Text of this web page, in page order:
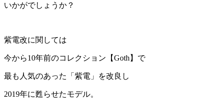
いかがでしょうか？
紫電改に関しては
今から10年前のコレクション 【Goth】 で
最も人気のあった「紫電」を改良し
2019年に甦らせたモデル。